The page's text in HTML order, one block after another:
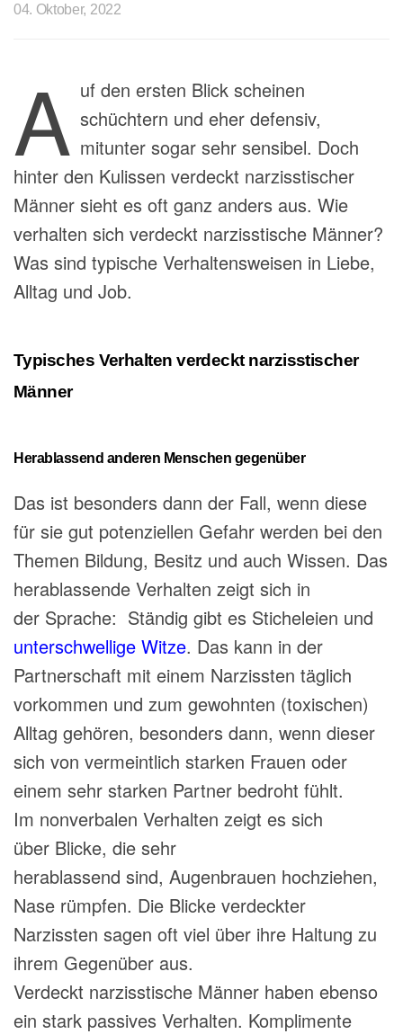
04. Oktober, 2022
A uf den ersten Blick scheinen
schüchtern und eher defensiv,
mitunter sogar sehr sensibel. Doch
hinter den Kulissen verdeckt narzisstischer
Männer sieht es oft ganz anders aus. Wie
verhalten sich verdeckt narzisstische Männer?
Was sind typische Verhaltensweisen in Liebe,
Alltag und Job.
Typisches Verhalten verdeckt narzisstischer
Männer
Herablassend anderen Menschen gegenüber
Das ist besonders dann der Fall, wenn diese
für sie gut potenziellen Gefahr werden bei den
Themen Bildung, Besitz und auch Wissen. Das
herablassende Verhalten zeigt sich in
der Sprache: Ständig gibt es Sticheleien und
unterschwellige Witze. Das kann in der
Partnerschaft mit einem Narzissten täglich
vorkommen und zum gewohnten (toxischen)
Alltag gehören, besonders dann, wenn dieser
sich von vermeintlich starken Frauen oder
einem sehr starken Partner bedroht fühlt.
Im nonverbalen Verhalten zeigt es sich
über Blicke, die sehr
herablassend sind, Augenbrauen hochziehen,
Nase rümpfen. Die Blicke verdeckter
Narzissten sagen oft viel über ihre Haltung zu
ihrem Gegenüber aus.
Verdeckt narzisstische Männer haben ebenso
ein stark passives Verhalten. Komplimente